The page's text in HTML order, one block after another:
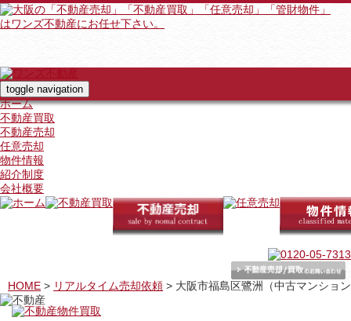
toggle navigation
ホーム
不動産買取
不動産売却
任意売却
物件情報
紹介制度
会社概要
HOME > リアルタイム売却依頼 > 大阪市福島区鷺洲（中古マンショ